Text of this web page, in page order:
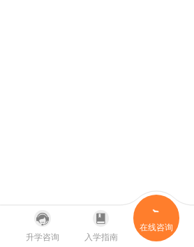
升学咨询 入学指南
在线咨询